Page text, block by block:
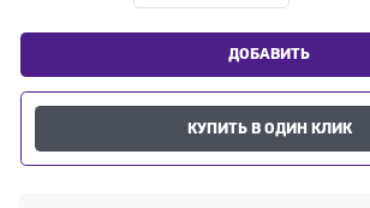
ДОБАВИТЬ
КУПИТЬ В ОДИН КЛИК